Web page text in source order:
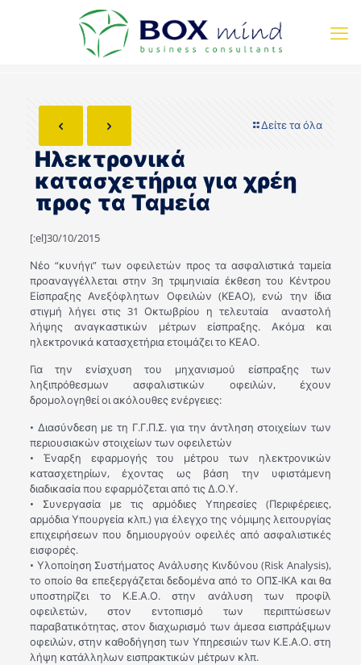
Δείτε τα όλα
Ηλεκτρονικά
κατασχετήρια για χρέη
προς τα Ταμεία
[:el]30/10/2015
Νέο “κυνήγι” των οφειλετών προς τα ασφαλιστικά ταμεία
προαναγγέλλεται στην 3η τριμηνιαία έκθεση του Κέντρου
Είσπραξης Ανεξόφλητων Οφειλών (ΚΕΑΟ), ενώ την ίδια
στιγμή λήγει στις 31 Οκτωβρίου η τελευταία αναστολή
λήψης αναγκαστικών μέτρων είσπραξης. Ακόμα και
ηλεκτρονικά κατασχετήρια ετοιμάζει το ΚΕΑΟ.
Για την ενίσχυση του μηχανισμού είσπραξης των
ληξιπρόθεσμων ασφαλιστικών οφειλών, έχουν
δρομολογηθεί οι ακόλουθες ενέργειες:
• Διασύνδεση με τη Γ.Γ.Π.Σ. για την άντληση στοιχείων των
περιουσιακών στοιχείων των οφειλετών
• Έναρξη εφαρμογής του μέτρου των ηλεκτρονικών
κατασχετηρίων, έχοντας ως βάση την υφιστάμενη
διαδικασία που εφαρμόζεται από τις Δ.Ο.Υ.
• Συνεργασία με τις αρμόδιες Υπηρεσίες (Περιφέρειες,
αρμόδια Υπουργεία κλπ.) για έλεγχο της νόμιμης λειτουργίας
επιχειρήσεων που δημιουργούν οφειλές από ασφαλιστικές
εισφορές.
• Υλοποίηση Συστήματος Ανάλυσης Κινδύνου (Risk Analysis),
το οποίο θα επεξεργάζεται δεδομένα από το ΟΠΣ-ΙΚΑ και θα
υποστηρίζει το Κ.Ε.Α.Ο. στην ανάλυση των προφίλ
οφειλετών, στον εντοπισμό των περιπτώσεων
παραβατικότητας, στον διαχωρισμό των άμεσα εισπράξιμων
οφειλών, στην καθοδήγηση των Υπηρεσιών των Κ.Ε.Α.Ο. στη
λήψη κατάλληλων εισπρακτικών μέτρων κλπ.